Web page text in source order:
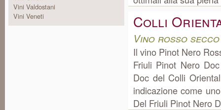
Vini Valdostani
Vini Veneti
Colli
Vino rosso
Il vino Pinot Nero
Friuli Pinot Nero
Doc del Colli
indicazione come
Del Friuli Pinot Nero